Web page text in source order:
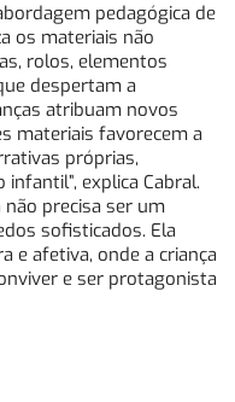
pedagógica de
os materiais não
rolos, elementos
despertam a
atribuam novos
materiais favorecem a
próprias,
explica Cabral.
não precisa ser um
sofisticados. Ela
e afetiva, onde a criança
e ser protagonista